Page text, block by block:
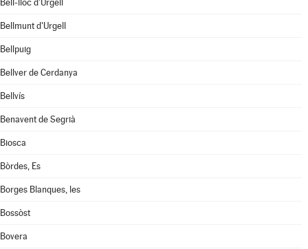
Bell-lloc d'Urgell
Bellmunt d'Urgell
Bellpuig
Bellver de Cerdanya
Bellvís
Benavent de Segrià
Biosca
Bòrdes, Es
Borges Blanques, les
Bossòst
Bovera